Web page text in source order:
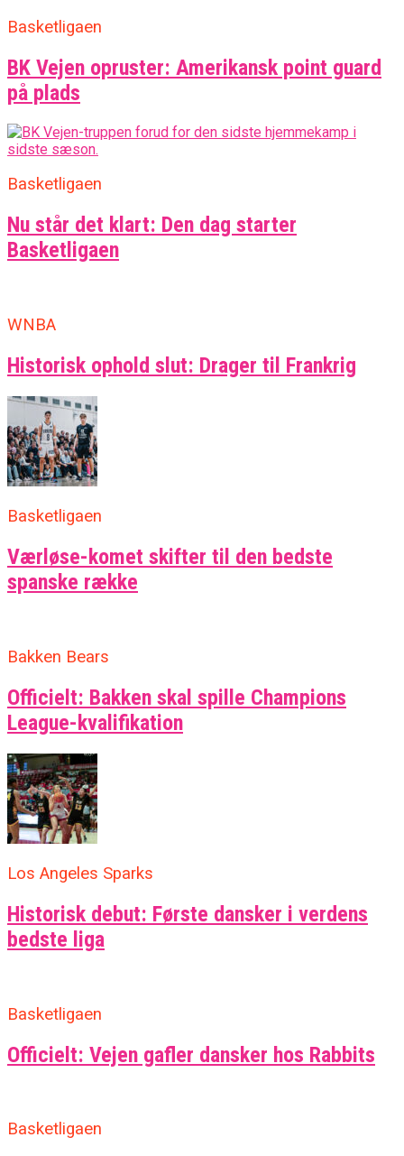
Basketligaen
BK Vejen opruster: Amerikansk point guard
på plads
Basketligaen
Nu står det klart: Den dag starter
Basketligaen
WNBA
Historisk ophold slut: Drager til Frankrig
Basketligaen
Værløse-komet skifter til den bedste
spanske række
Bakken Bears
Officielt: Bakken skal spille Champions
League-kvalifikation
Los Angeles Sparks
Historisk debut: Første dansker i verdens
bedste liga
Basketligaen
Officielt: Vejen gafler dansker hos Rabbits
Basketligaen